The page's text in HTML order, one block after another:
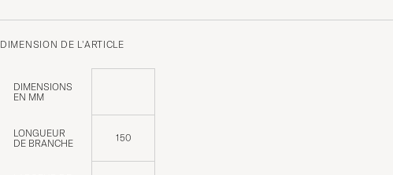
DIMENSION DE L'ARTICLE
DIMENSIONS
EN MM
LONGUEUR
DE BRANCHE
150